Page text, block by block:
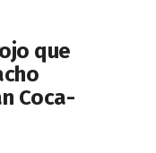
que
Coca-